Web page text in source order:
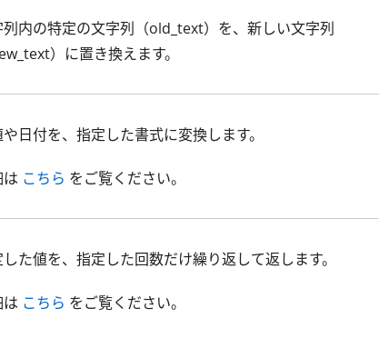
列内の特定の文字列（old_text）を、新しい文字列
）に置き換えます。
日付を、指定した書式に変換します。
こちら をご覧ください。
た値を、指定した回数だけ繰り返して返します。
こちら をご覧ください。